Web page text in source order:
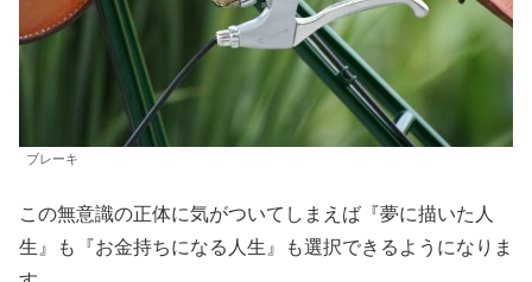
ブレーキ
この無意識の正体に気がついてしまえば『夢に描いた人
生』も『お金持ちになる人生』も選択できるようになりま